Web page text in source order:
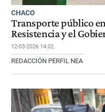
CHACO
Transporte público
Resistencia y el
12-03-2026 14:02
REDACCIÓN PERFIL NEA